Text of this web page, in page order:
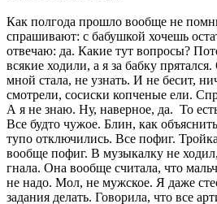
Как полгода прошло вообще не
спрашивают: с бабушкой хочешь
отвечаю: да. Какие тут вопросы?
всякие ходили, а я за бабку
мной стала, не узнать. И не бесит,
смотрели, сосиски копченые ели.
А я не знаю. Ну, наверное, да. То
Все будто чужое. Блин, как
тупо отключились. Все пофиг.
вообще пофиг. В музыкалку не
гнала. Она вообще считала, что
не надо. Мол, не мужское. Я даже
задания делать. Говорила, что все